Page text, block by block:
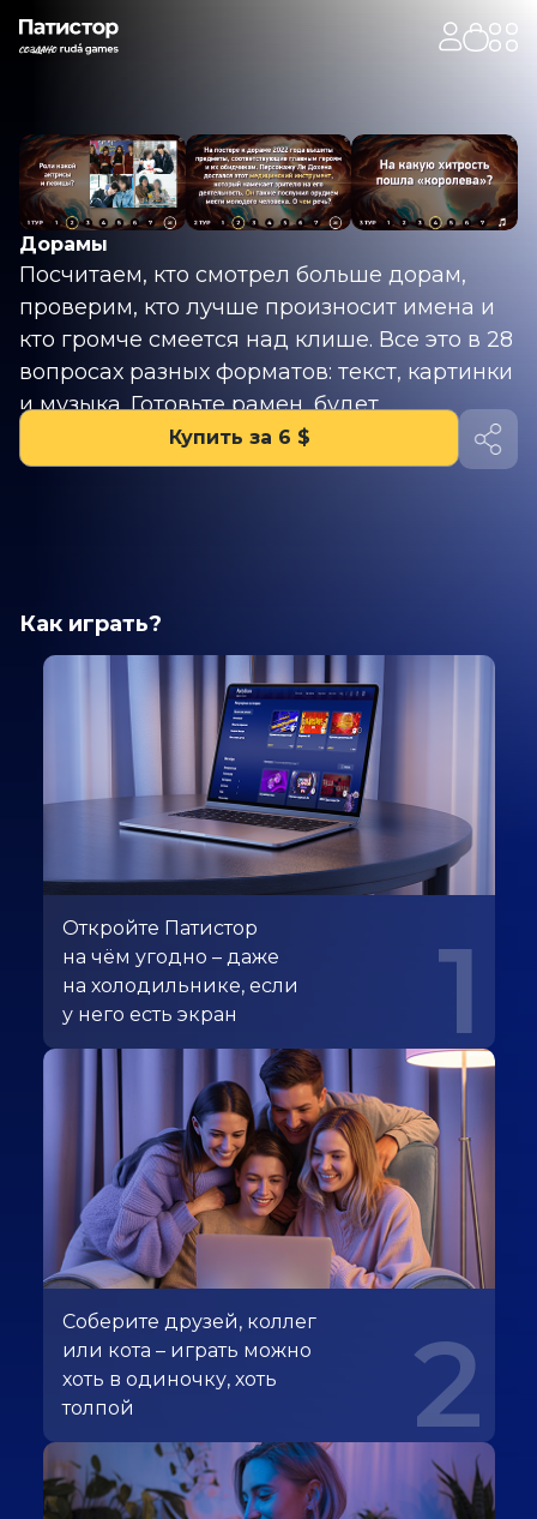
Дорамы
Посчитаем, кто смотрел больше дорам,
проверим, кто лучше произносит имена и
кто громче смеется над клише. Все это в 28
вопросах разных форматов: текст, картинки
и музыка. Готовьте рамен, будет
Купить за 6 $
Как играть?
Откройте Патистор
на чём угодно – даже
на холодильнике, если
у него есть экран
1
Соберите друзей, коллег
или кота – играть можно
хоть в одиночку, хоть
толпой
2